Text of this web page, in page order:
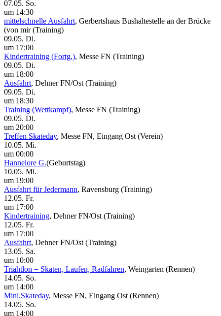
07.05. So.
um 14:30
mittelschnelle Ausfahrt, Gerbertshaus Bushaltestelle an der Brücke
(von mir(Training)
09.05. Di.
um 17:00
Kindertraining (Fortg.), Messe FN (Training)
09.05. Di.
um 18:00
Ausfahrt, Dehner FN/Ost (Training)
09.05. Di.
um 18:30
Training (Wettkampf), Messe FN (Training)
09.05. Di.
um 20:00
Treffen Skateday, Messe FN, Eingang Ost (Verein)
10.05. Mi.
um 00:00
Hannelore G.(Geburtstag)
10.05. Mi.
um 19:00
Ausfahrt für Jedermann, Ravensburg (Training)
12.05. Fr.
um 17:00
Kindertraining, Dehner FN/Ost (Training)
12.05. Fr.
um 17:00
Ausfahrt, Dehner FN/Ost (Training)
13.05. Sa.
um 10:00
Triahtlon = Skaten, Laufen, Radfahren, Weingarten (Rennen)
14.05. So.
um 14:00
Mini.Skateday, Messe FN, Eingang Ost (Rennen)
14.05. So.
um 14:00